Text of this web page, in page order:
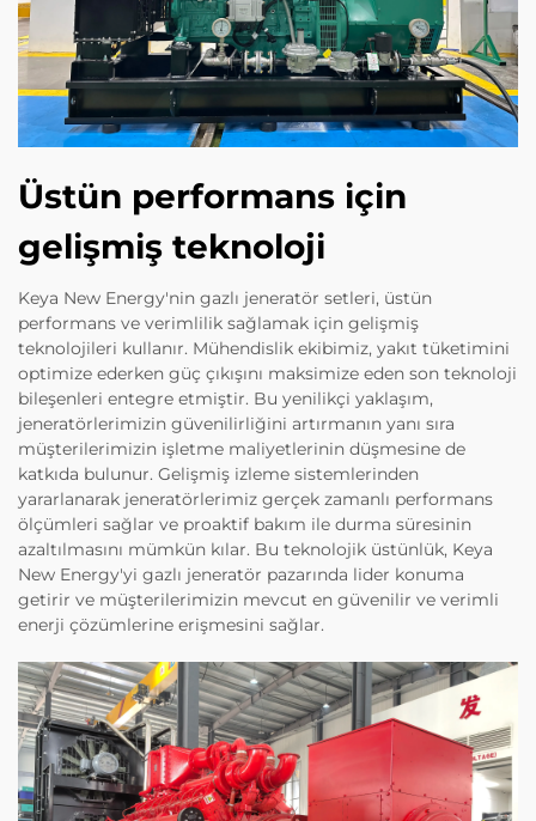
Üstün performans için
gelişmiş teknoloji
Keya New Energy'nin gazlı jeneratör setleri, üstün
performans ve verimlilik sağlamak için gelişmiş
teknolojileri kullanır. Mühendislik ekibimiz, yakıt tüketimini
optimize ederken güç çıkışını maksimize eden son teknoloji
bileşenleri entegre etmiştir. Bu yenilikçi yaklaşım,
jeneratörlerimizin güvenilirliğini artırmanın yanı sıra
müşterilerimizin işletme maliyetlerinin düşmesine de
katkıda bulunur. Gelişmiş izleme sistemlerinden
yararlanarak jeneratörlerimiz gerçek zamanlı performans
ölçümleri sağlar ve proaktif bakım ile durma süresinin
azaltılmasını mümkün kılar. Bu teknolojik üstünlük, Keya
New Energy'yi gazlı jeneratör pazarında lider konuma
getirir ve müşterilerimizin mevcut en güvenilir ve verimli
enerji çözümlerine erişmesini sağlar.